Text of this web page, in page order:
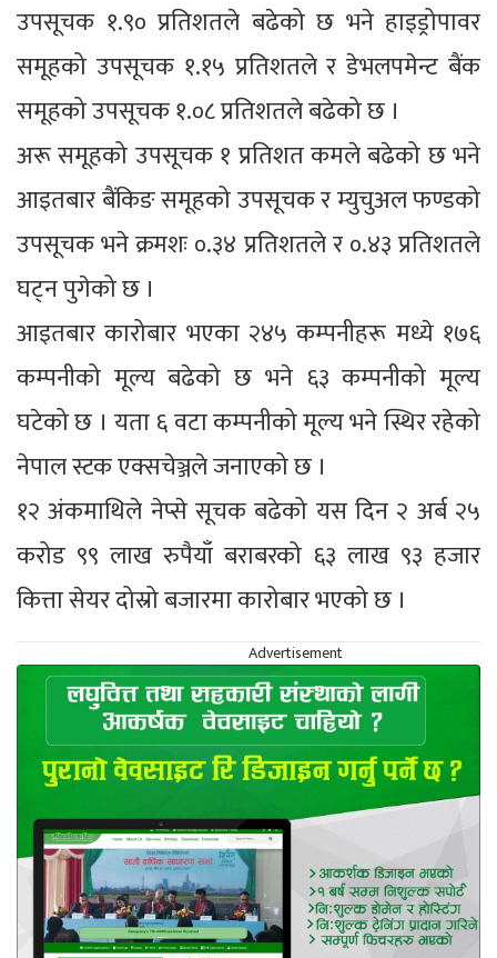
उपसूचक १.९० प्रतिशतले बढेको छ भने हाइड्रोपावर
समूहको उपसूचक १.१५ प्रतिशतले र डेभलपमेन्ट बैंक
समूहको उपसूचक १.०८ प्रतिशतले बढेको छ ।
अरू समूहको उपसूचक १ प्रतिशत कमले बढेको छ भने
आइतबार बैंकिङ समूहको उपसूचक र म्युचुअल फण्डको
उपसूचक भने क्रमशः ०.३४ प्रतिशतले र ०.४३ प्रतिशतले
घट्न पुगेको छ ।
आइतबार कारोबार भएका २४५ कम्पनीहरू मध्ये १७६
कम्पनीको मूल्य बढेको छ भने ६३ कम्पनीको मूल्य
घटेको छ । यता ६ वटा कम्पनीको मूल्य भने स्थिर रहेको
नेपाल स्टक एक्सचेञ्जले जनाएको छ ।
१२ अंकमाथिले नेप्से सूचक बढेको यस दिन २ अर्ब २५
करोड ९९ लाख रुपैयाँ बराबरको ६३ लाख ९३ हजार
कित्ता सेयर दोस्रो बजारमा कारोबार भएको छ ।